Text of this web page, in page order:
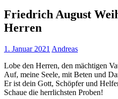
Friedrich August
Herren
1. Januar 2021 Andreas
Lobe den Herren, den mächtigen
Auf, meine Seele, mit Beten und
Er ist dein Gott, Schöpfer und
Schaue die herrlichsten Proben!